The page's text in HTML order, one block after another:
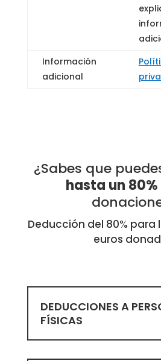
Información
adicional
¿Sabes que
hasta un 80%
Deducción del 80% para
euros
DEDUCCIONES A
FÍSICAS